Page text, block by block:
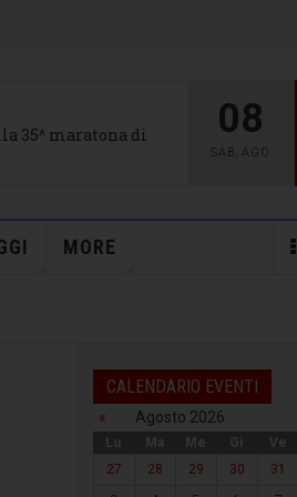
35^ maratona di
08
SAB, AGO
MORE
CALENDARIO EVENTI
« Agosto 2026
Lu Ma Me Gi Ve
27
28 29 30 31